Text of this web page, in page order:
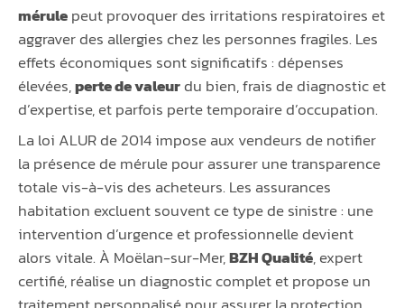
mérulepeut provoquer des irritations respiratoires et
aggraver des allergies chez les personnes fragiles. Les
effets économiques sont significatifs : dépenses
élevées,perte de valeurdu bien, frais de diagnostic et
d’expertise, et parfois perte temporaire d’occupation.
La loi ALUR de 2014 impose aux vendeurs de notifier
la présence de mérule pour assurer une transparence
totale vis-à-vis des acheteurs. Les assurances
habitation excluent souvent ce type de sinistre : une
intervention d’urgence et professionnelle devient
alors vitale. À Moëlan-sur-Mer,BZH Qualité, expert
certifié, réalise un diagnostic complet et propose un